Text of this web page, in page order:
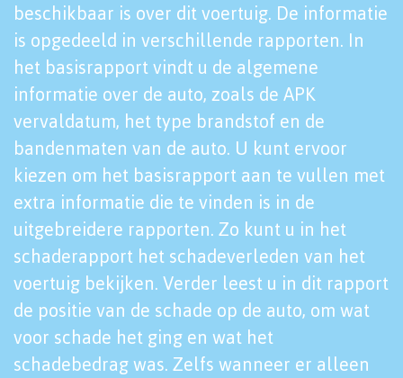
beschikbaar is over dit voertuig. De informatie
is opgedeeld in verschillende rapporten. In
het basisrapport vindt u de algemene
informatie over de auto, zoals de APK
vervaldatum, het type brandstof en de
bandenmaten van de auto. U kunt ervoor
kiezen om het basisrapport aan te vullen met
extra informatie die te vinden is in de
uitgebreidere rapporten. Zo kunt u in het
schaderapport het schadeverleden van het
voertuig bekijken. Verder leest u in dit rapport
de positie van de schade op de auto, om wat
voor schade het ging en wat het
schadebedrag was. Zelfs wanneer er alleen